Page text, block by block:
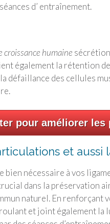
d’ entraînement.
croissance humaine
également la rétention
défaillance des cellules
pour améliorer les
et aussi
nécessaire à vos
dans la préservation
naturel. En renforçant
et joint également